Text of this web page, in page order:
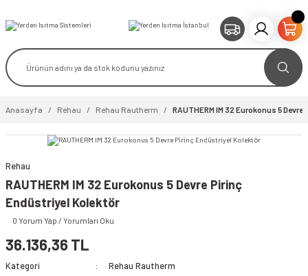
Anasayfa Rehau Rehau Rautherm RAUTHERM IM 32 Eurokonus 5
Rehau
RAUTHERM IM 32 Eurokonus 5 Devre Pirinç
Endüstriyel Kolektör
0 Yorum Yap / Yorumları Oku
36.136,36 TL
Kategori
Rehau Rautherm